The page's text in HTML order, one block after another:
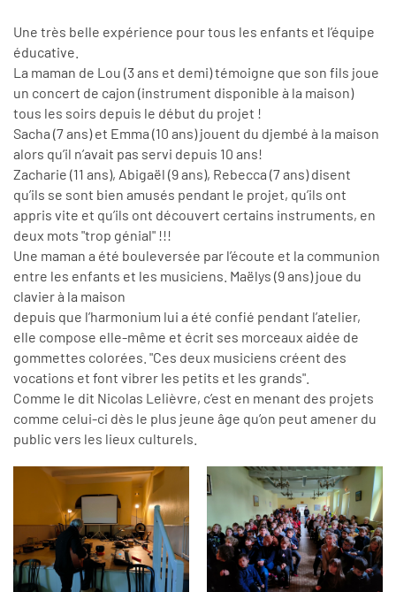
Une très belle expérience pour tous les enfants et l’équipe
éducative.
La maman de Lou (3 ans et demi) témoigne que son fils joue
un concert de cajon (instrument disponible à la maison)
tous les soirs depuis le début du projet !
Sacha (7 ans) et Emma (10 ans) jouent du djembé à la maison
alors qu’il n’avait pas servi depuis 10 ans!
Zacharie (11 ans), Abigaël (9 ans), Rebecca (7 ans) disent
qu’ils se sont bien amusés pendant le projet, qu’ils ont
appris vite et qu’ils ont découvert certains instruments, en
deux mots "trop génial" !!!
Une maman a été bouleversée par l’écoute et la communion
entre les enfants et les musiciens. Maëlys (9 ans) joue du
clavier à la maison
depuis que l’harmonium lui a été confié pendant l’atelier,
elle compose elle-même et écrit ses morceaux aidée de
gommettes colorées. "Ces deux musiciens créent des
vocations et font vibrer les petits et les grands".
Comme le dit Nicolas Lelièvre, c’est en menant des projets
comme celui-ci dès le plus jeune âge qu’on peut amener du
public vers les lieux culturels.